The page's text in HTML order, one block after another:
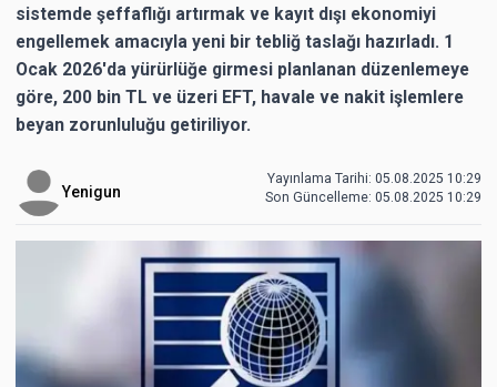
sistemde şeffaflığı artırmak ve kayıt dışı ekonomiyi
engellemek amacıyla yeni bir tebliğ taslağı hazırladı. 1
Ocak 2026'da yürürlüğe girmesi planlanan düzenlemeye
göre, 200 bin TL ve üzeri EFT, havale ve nakit işlemlere
beyan zorunluluğu getiriliyor.
Yenigun
Yayınlama Tarihi: 05.08.2025 10:29
Son Güncelleme: 05.08.2025 10:29